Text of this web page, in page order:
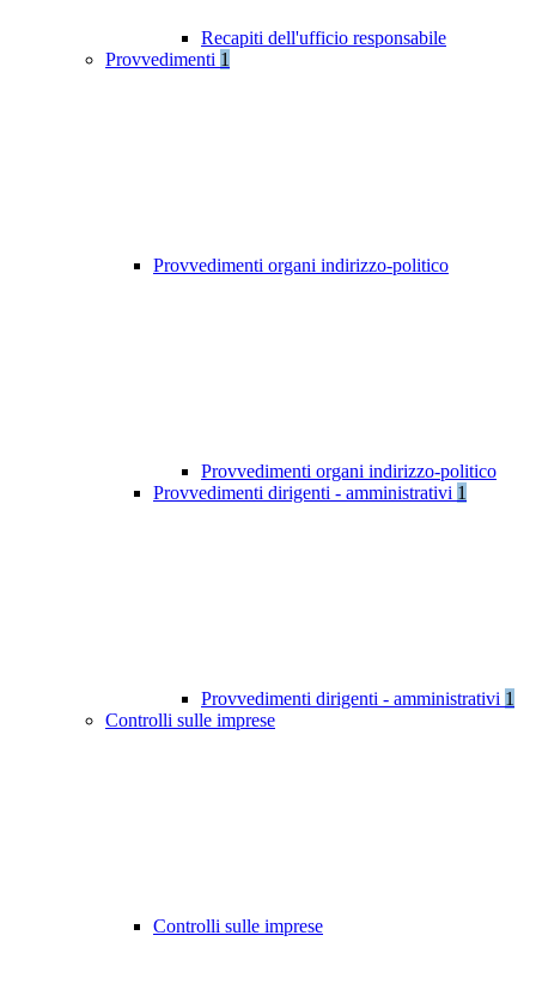
Recapiti dell'ufficio responsabile
Provvedimenti 1
Provvedimenti organi indirizzo-politico
Provvedimenti organi indirizzo-politico
Provvedimenti dirigenti - amministrativi 1
Provvedimenti dirigenti - amministrativi 1
Controlli sulle imprese
Controlli sulle imprese